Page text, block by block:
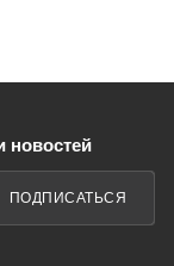
новостей
ПОДПИСАТЬСЯ